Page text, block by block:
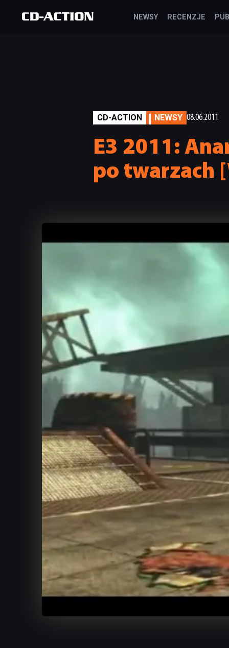
NEWSY RECENZJE
CD-ACTION NEWSY 08.06.2011
E3 2011:
po twarzach